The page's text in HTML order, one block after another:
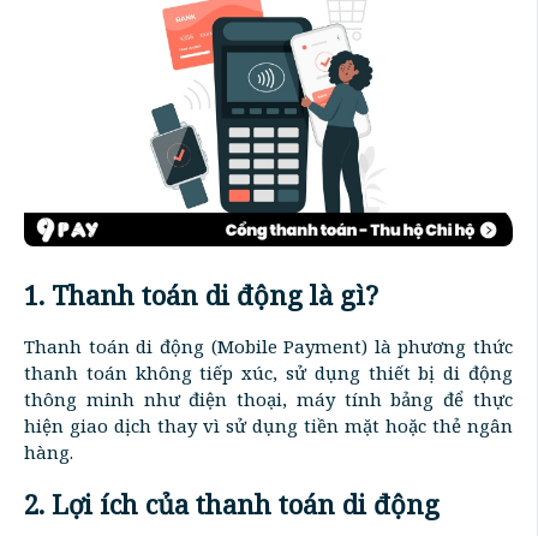
1. Thanh toán di động là gì?
Thanh toán di động (Mobile Payment) là phương thức
thanh toán không tiếp xúc, sử dụng thiết bị di động
thông minh như điện thoại, máy tính bảng để thực
hiện giao dịch thay vì sử dụng tiền mặt hoặc thẻ ngân
hàng.
2. Lợi ích của thanh toán di động